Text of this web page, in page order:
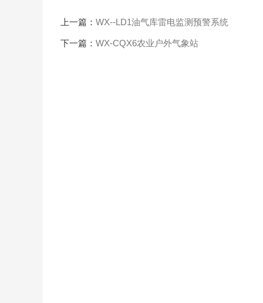
上一篇： WX--LD1油气库雷电监测预警系统
下一篇： WX-CQX6农业户外气象站